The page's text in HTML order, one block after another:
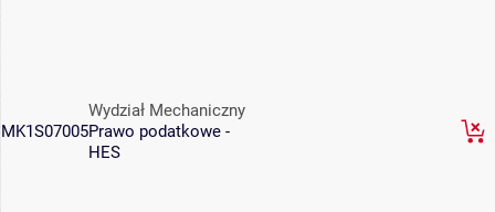
MK1S07005
Wydział Mechaniczny
Prawo podatkowe -
HES